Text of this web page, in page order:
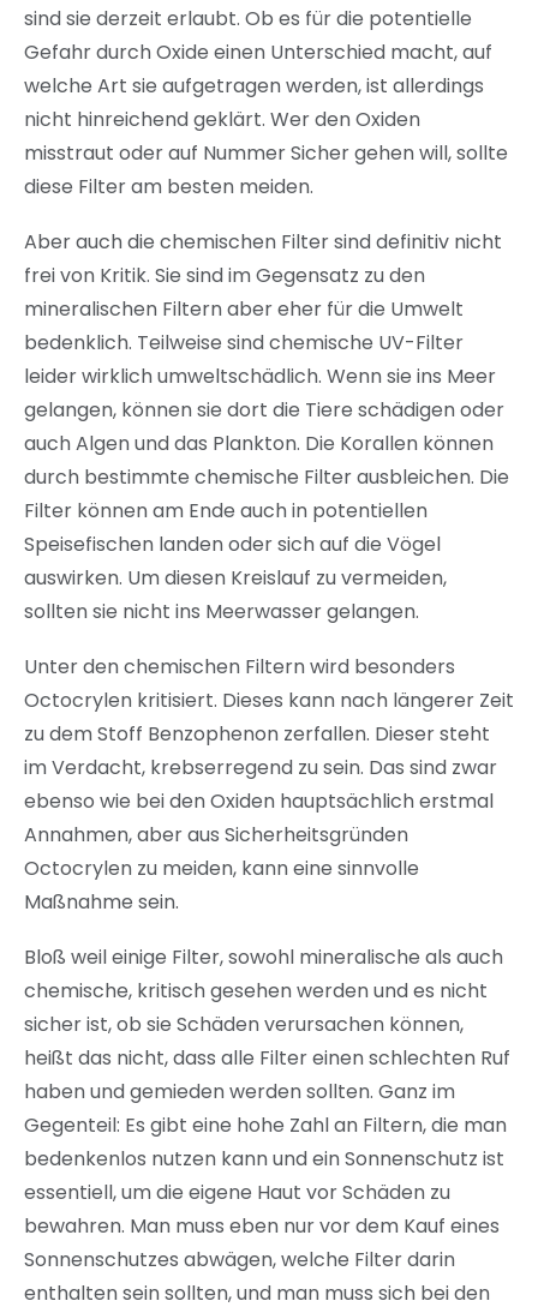
sind sie derzeit erlaubt. Ob es für die potentielle
Gefahr durch Oxide einen Unterschied macht, auf
welche Art sie aufgetragen werden, ist allerdings
nicht hinreichend geklärt. Wer den Oxiden
misstraut oder auf Nummer Sicher gehen will, sollte
diese Filter am besten meiden.
Aber auch die chemischen Filter sind definitiv nicht
frei von Kritik. Sie sind im Gegensatz zu den
mineralischen Filtern aber eher für die Umwelt
bedenklich. Teilweise sind chemische UV-Filter
leider wirklich umweltschädlich. Wenn sie ins Meer
gelangen, können sie dort die Tiere schädigen oder
auch Algen und das Plankton. Die Korallen können
durch bestimmte chemische Filter ausbleichen. Die
Filter können am Ende auch in potentiellen
Speisefischen landen oder sich auf die Vögel
auswirken. Um diesen Kreislauf zu vermeiden,
sollten sie nicht ins Meerwasser gelangen.
Unter den chemischen Filtern wird besonders
Octocrylen kritisiert. Dieses kann nach längerer Zeit
zu dem Stoff Benzophenon zerfallen. Dieser steht
im Verdacht, krebserregend zu sein. Das sind zwar
ebenso wie bei den Oxiden hauptsächlich erstmal
Annahmen, aber aus Sicherheitsgründen
Octocrylen zu meiden, kann eine sinnvolle
Maßnahme sein.
Bloß weil einige Filter, sowohl mineralische als auch
chemische, kritisch gesehen werden und es nicht
sicher ist, ob sie Schäden verursachen können,
heißt das nicht, dass alle Filter einen schlechten Ruf
haben und gemieden werden sollten. Ganz im
Gegenteil: Es gibt eine hohe Zahl an Filtern, die man
bedenkenlos nutzen kann und ein Sonnenschutz ist
essentiell, um die eigene Haut vor Schäden zu
bewahren. Man muss eben nur vor dem Kauf eines
Sonnenschutzes abwägen, welche Filter darin
enthalten sein sollten, und man muss sich bei den